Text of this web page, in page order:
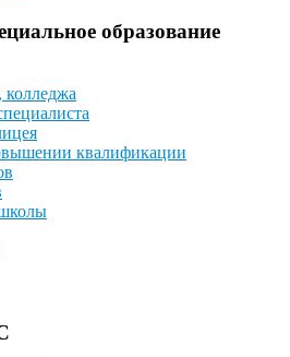
образование
квалификации